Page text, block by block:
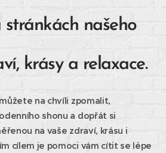
našeho
krásy a relaxace.
na chvíli zpomalit,
shonu a dopřát si
na vaše zdraví, krásu i
cílem je pomoci vám cítit se lépe